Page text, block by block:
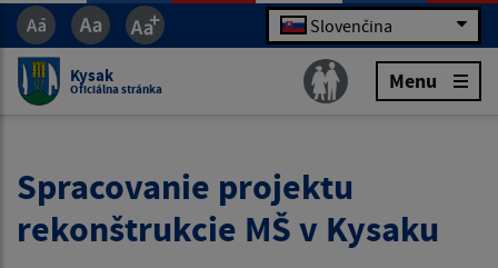
Slovenčina
Kysak
Oficiálna stránka Menu
Spracovanie projektu
rekonštrukcie MŠ v Kysaku